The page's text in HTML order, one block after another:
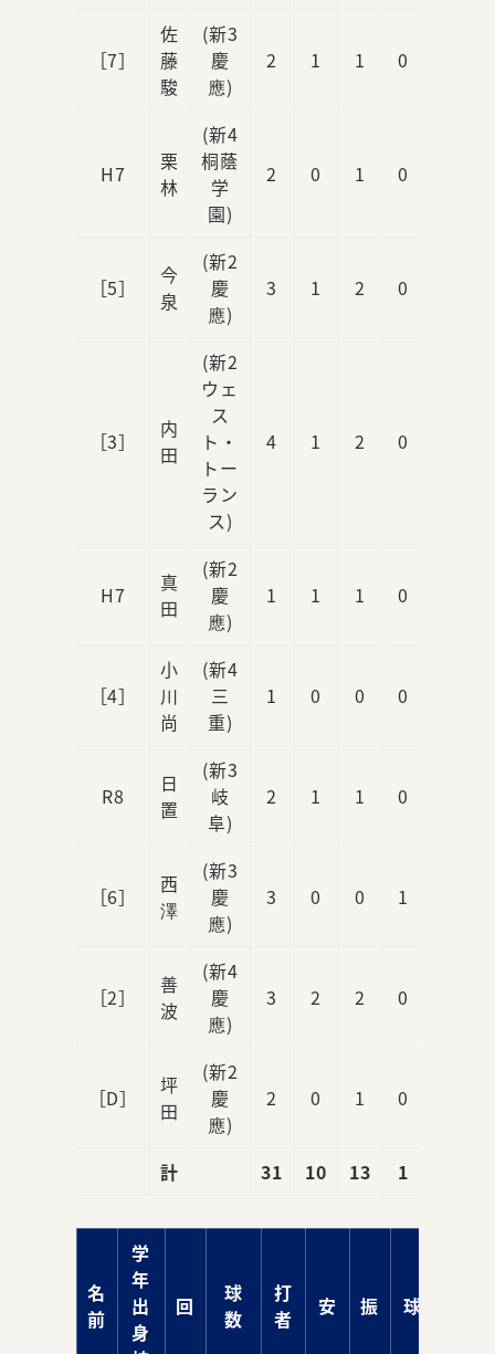
［7］
佐
藤
駿
(新3
慶
應)
2 1 1 0
H7
栗
林
(新4
桐蔭
学
園)
2 0 1 0
［5］
今
泉
(新2
慶
應)
3 1 2 0
［3］
内
田
(新2
ウェ
ス
ト・
トー
ラン
ス)
4 1 2 0
H7
真
田
(新2
慶
應)
1 1 1 0
［4］
小
川
尚
(新4
三
重)
1 0 0 0
R8
日
置
(新3
岐
阜)
2 1 1 0
［6］
西
澤
(新3
慶
應)
3 0 0 1
［2］
善
波
(新4
慶
應)
3 2 2 0
［D］
坪
田
(新2
慶
應)
2 0 1 0
計 31 10 13 1
名
前
学
年
出
身
回
球
数
打
者
安 振 球